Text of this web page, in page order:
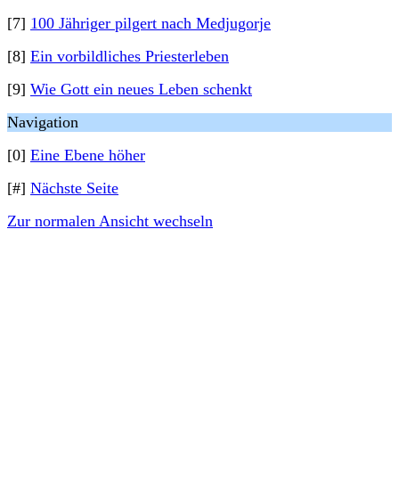
[7] 100 Jähriger pilgert nach Medjugorje
[8] Ein vorbildliches Priesterleben
[9] Wie Gott ein neues Leben schenkt
Navigation
[0] Eine Ebene höher
[#] Nächste Seite
Zur normalen Ansicht wechseln